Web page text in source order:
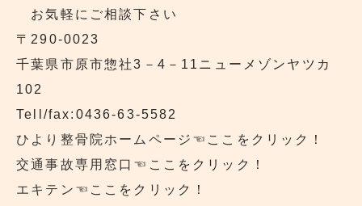
お気軽にご相談下さい
〒290‐0023
千葉県市原市惣社3－4－11ニューメゾンヤツカ
102
Tell/fax:0436-63-5582
ひより整骨院ホームページ ☜ここをクリック！
交通事故専用窓口 ☜ここをクリック！
エキテン ☜ここをクリック！